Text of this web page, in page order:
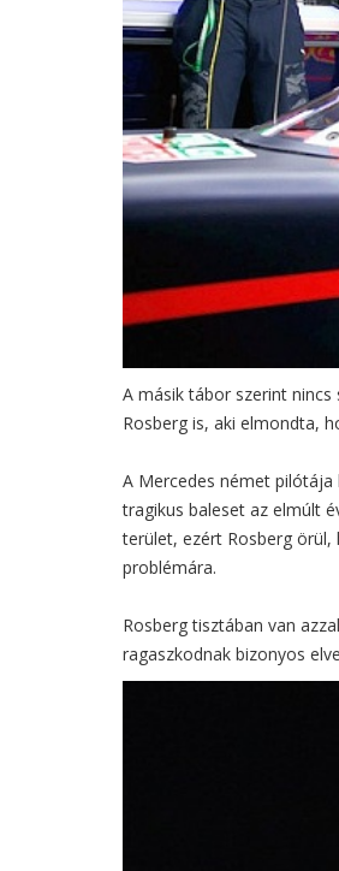
A másik tábor szerint
Rosberg is, aki elmondta,
A Mercedes német
tragikus baleset az elmúlt
terület, ezért Rosberg örül,
problémára.
Rosberg tisztában van
ragaszkodnak bizonyos